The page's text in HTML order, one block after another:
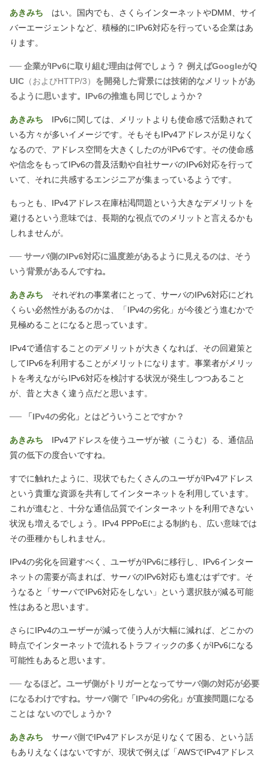
あきみち はい。国内でも、さくらインターネットやDMM、サイ
バーエージェントなど、積極的にIPv6対応を行っている企業はあ
ります。
── 企業がIPv6に取り組む理由は何でしょう？ 例えばGoogleがQ
UIC （およびHTTP/3） を開発した背景には技術的なメリットがあ
るように思います。IPv6の推進も同じでしょうか？
あきみち IPv6に関しては、メリットよりも使命感で活動されて
いる方々が多いイメージです。そもそもIPv4アドレスが足りなく
なるので、アドレス空間を大きくしたのがIPv6です。その使命感
や信念をもってIPv6の普及活動や自社サーバのIPv6対応を行って
いて、それに共感するエンジニアが集まっているようです。
もっとも、IPv4アドレス在庫枯渇問題という大きなデメリットを
避けるという意味では、長期的な視点でのメリットと言えるかも
しれませんが。
── サーバ側のIPv6対応に温度差があるように見えるのは、そう
いう背景があるんですね。
あきみち それぞれの事業者にとって、サーバのIPv6対応にどれ
くらい必然性があるのかは、「IPv4の劣化」が今後どう進むかで
見極めることになると思っています。
IPv4で通信することのデメリットが大きくなれば、その回避策と
してIPv6を利用することがメリットになります。事業者がメリッ
トを考えながらIPv6対応を検討する状況が発生しつつあること
が、昔と大きく違う点だと思います。
── 「IPv4の劣化」とはどういうことですか？
あきみち IPv4アドレスを使うユーザが被 （こうむ） る、通信品
質の低下の度合いですね。
すでに触れたように、現状でもたくさんのユーザがIPv4アドレス
という貴重な資源を共有してインターネットを利用しています。
これが進むと、十分な通信品質でインターネットを利用できない
状況も増えるでしょう。IPv4 PPPoEによる制約も、広い意味では
その亜種かもしれません。
IPv4の劣化を回避すべく、ユーザがIPv6に移行し、IPv6インター
ネットの需要が高まれば、サーバのIPv6対応も進むはずです。そ
うなると「サーバでIPv6対応をしない」という選択肢が減る可能
性はあると思います。
さらにIPv4のユーザーが減って使う人が大幅に減れば、どこかの
時点でインターネットで流れるトラフィックの多くがIPv6になる
可能性もあると思います。
── なるほど。ユーザ側がトリガーとなってサーバ側の対応が必要
になるわけですね。サーバ側で「IPv4の劣化」が直接問題になる
ことは ないのでしょうか？
あきみち サーバ側でIPv4アドレスが足りなくて困る、という話
もありえなくはないですが、現状で例えば「AWSでIPv4アドレス